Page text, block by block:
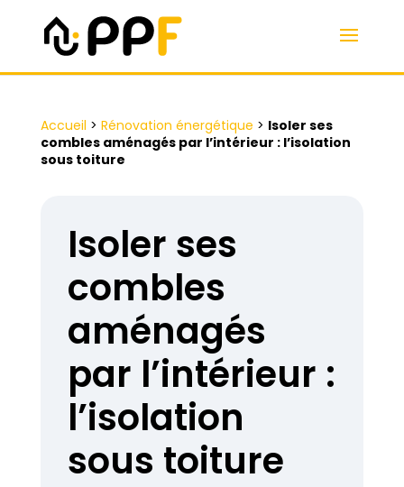
Accueil > Rénovation énergétique > Isoler ses
combles aménagés par l’intérieur : l’isolation
sous toiture
Isoler ses
combles
aménagés
par l’intérieur :
l’isolation
sous toiture